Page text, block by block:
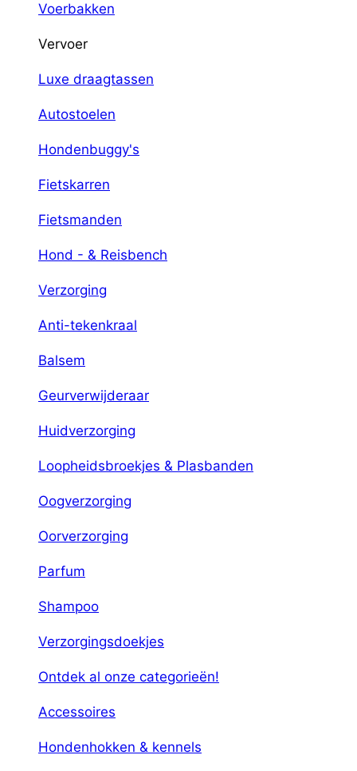
Voerbakken
Vervoer
Luxe draagtassen
Autostoelen
Hondenbuggy's
Fietskarren
Fietsmanden
Hond - & Reisbench
Verzorging
Anti-tekenkraal
Balsem
Geurverwijderaar
Huidverzorging
Loopheidsbroekjes & Plasbanden
Oogverzorging
Oorverzorging
Parfum
Shampoo
Verzorgingsdoekjes
Ontdek al onze categorieën!
Accessoires
Hondenhokken & kennels